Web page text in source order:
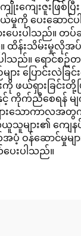
ေးဇူးဖြစ်ပြီး
ပေးဆောင်ပါသ
ရှားပေးပါသည်
ည်။ ထိန်းသိမ်းမှုလို
သည်။ ရောင်စ
များ ပြောင်း
ကို ဖယ်ရှားခြင်
က်ညီစေရန် မျက်
ားသောကာလအ
ား၏ ကျေနပ်မှု
ပံ့ ဝန်ဆောင်မှု
ေးပါသည်။